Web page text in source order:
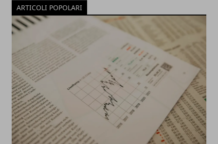
ARTICOLI POPOLARI